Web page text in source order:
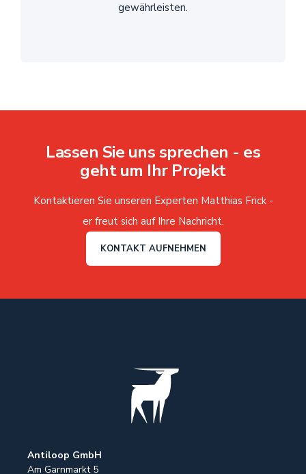
gewährleisten.
Lassen Sie uns sprechen - es
geht um Ihr Projekt
Kontaktieren Sie unseren Experten Matthias Frick -
er freut sich auf Ihre Nachricht.
KONTAKT AUFNEHMEN
Antiloop GmbH
Am Garnmarkt 5